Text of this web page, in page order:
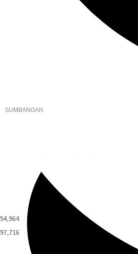
(Boleh digunakan untuk Whatsapp)
SUMBANGAN
SURAU AS-SIDDIQIN
54,964
97,716